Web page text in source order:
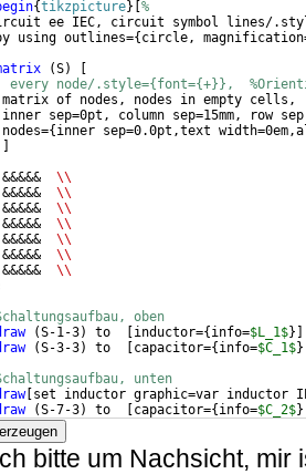
{tikzpicture} [%
ee IEC, circuit symbol lines/
using outlines={circle,
(S)
[
every node/.style={font={+}},
of nodes, nodes in empty cells,
sep=0pt, column sep=15mm, row
{inner sep=0.0pt,text
]
&&&&&
\\
&&&&&
\\
&&&&&
\\
&&&&&
\\
&&&&&
\\
&&&&&
\\
&&&&&
\\
oben
(S-1-3) to [inductor={info=$L_1$}]
(S-3-3) to [capacitor={info=$C_1$
unten
[set inductor graphic=var inductor
(S-7-3) to [capacitor={info=$C_2$
(S-6-4
bitte um Nachsicht,